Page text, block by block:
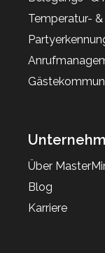
Temperatur-
Über
Blog
Karriere